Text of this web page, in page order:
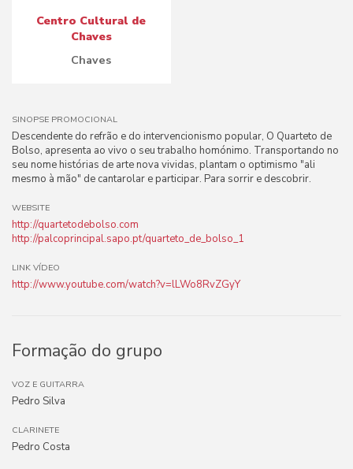
Centro Cultural de
Chaves
Chaves
SINOPSE PROMOCIONAL
Descendente do refrão e do intervencionismo popular, O Quarteto de
Bolso, apresenta ao vivo o seu trabalho homónimo. Transportando no
seu nome histórias de arte nova vividas, plantam o optimismo "ali
mesmo à mão" de cantarolar e participar. Para sorrir e descobrir.
WEBSITE
http://quartetodebolso.com
http://palcoprincipal.sapo.pt/quarteto_de_bolso_1
LINK VÍDEO
http://www.youtube.com/watch?v=lLWo8RvZGyY
Formação do grupo
VOZ E GUITARRA
Pedro Silva
CLARINETE
Pedro Costa